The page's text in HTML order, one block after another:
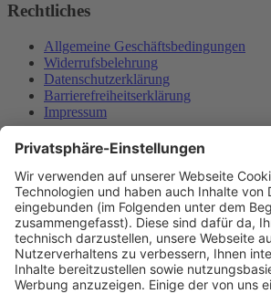
Rechtliches
Allgemeine Geschäftsbedingungen
Widerrufsbelehrung
Datenschutzerklärung
Barrierefreiheitserklärung
Impressum
Widerrufsformular
Newsletter
Per E-Mail informieren wir Sie über
Zum Newsletter anmelden
vhs Post